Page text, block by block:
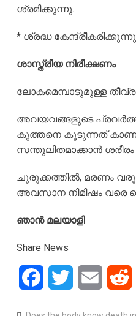
ശ്രമിക്കുന്നു.
* ശ്രദ്ധ
ശാസ്ത്രീയ നിരീക്ഷണം
ലോകമെമ്പാടുമുള്ള
അവയവങ്ങളുടെ
കുത്തനെ കൂടുന്നത് കാണാം.
സന്തുലിതമാക്കാൻ
ചുരുക്കത്തിൽ, മരണം
അവസാന നിമിഷം
ഞാൻ മലയാളി
Share News
FacebookTwitter Email